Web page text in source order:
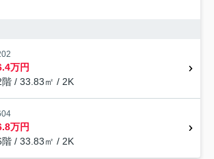
万円
階 / 33.83㎡ / 2K
万円
階 / 33.83㎡ / 2K